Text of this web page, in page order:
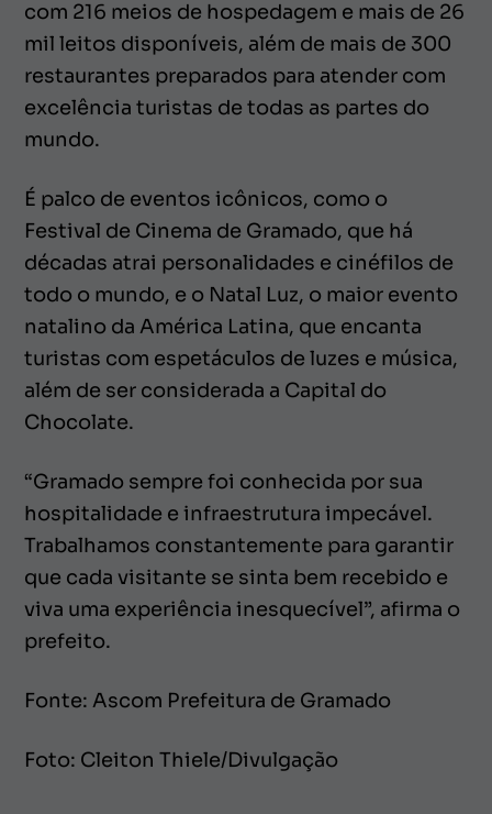
com 216 meios de hospedagem e mais de 26
mil leitos disponíveis, além de mais de 300
restaurantes preparados para atender com
excelência turistas de todas as partes do
mundo.
É palco de eventos icônicos, como o
Festival de Cinema de Gramado, que há
décadas atrai personalidades e cinéfilos de
todo o mundo, e o Natal Luz, o maior evento
natalino da América Latina, que encanta
turistas com espetáculos de luzes e música,
além de ser considerada a Capital do
Chocolate.
“Gramado sempre foi conhecida por sua
hospitalidade e infraestrutura impecável.
Trabalhamos constantemente para garantir
que cada visitante se sinta bem recebido e
viva uma experiência inesquecível”, afirma o
prefeito.
Fonte: Ascom Prefeitura de Gramado
Foto: Cleiton Thiele/Divulgação